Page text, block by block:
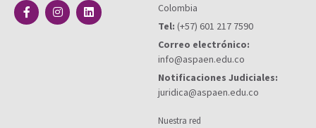
Colombia
Tel: (+57) 601 217 7590
Correo electrónico:
info@aspaen.edu.co
Notificaciones Judiciales:
juridica@aspaen.edu.co
Nuestra red